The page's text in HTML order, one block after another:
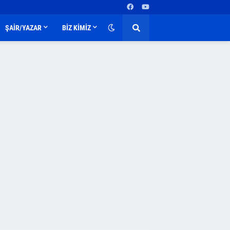
ŞAİR/YAZAR BİZ KİMİZ